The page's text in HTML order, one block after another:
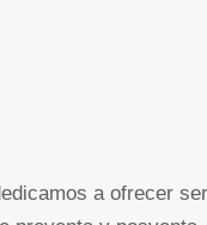
a ofrecer